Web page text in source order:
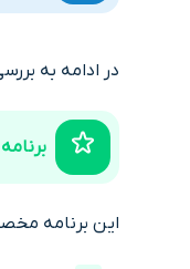
در ادامه به بررسی برنامه شستشوی
برنامه Cottons (پارچه‌های نخی و معمولی)
این برنامه